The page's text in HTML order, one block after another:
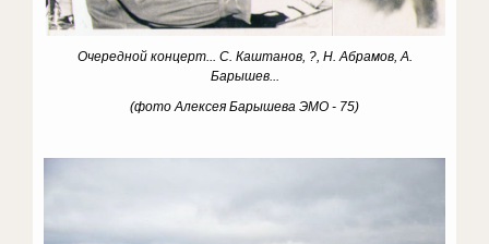
Очередной концерт... С. Каштанов, ?, Н. Абрамов, А.
Барышев...
(фото Алексея Барышева ЭМО - 75)